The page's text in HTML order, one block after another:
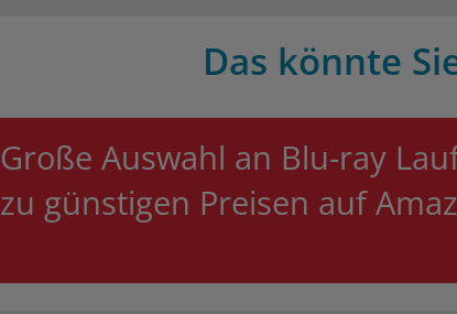
Das könnte
Große Auswahl an Blu-ray
zu günstigen Preisen auf